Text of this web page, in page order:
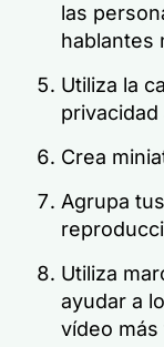
las
hablantes
Utiliza la
Crea
Agrupa
Utiliza
ayudar a
vídeo